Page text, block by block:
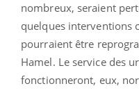
nombreux, seraient
quelques interventions
pourraient être
Hamel. Le service des
fonctionneront, eux,